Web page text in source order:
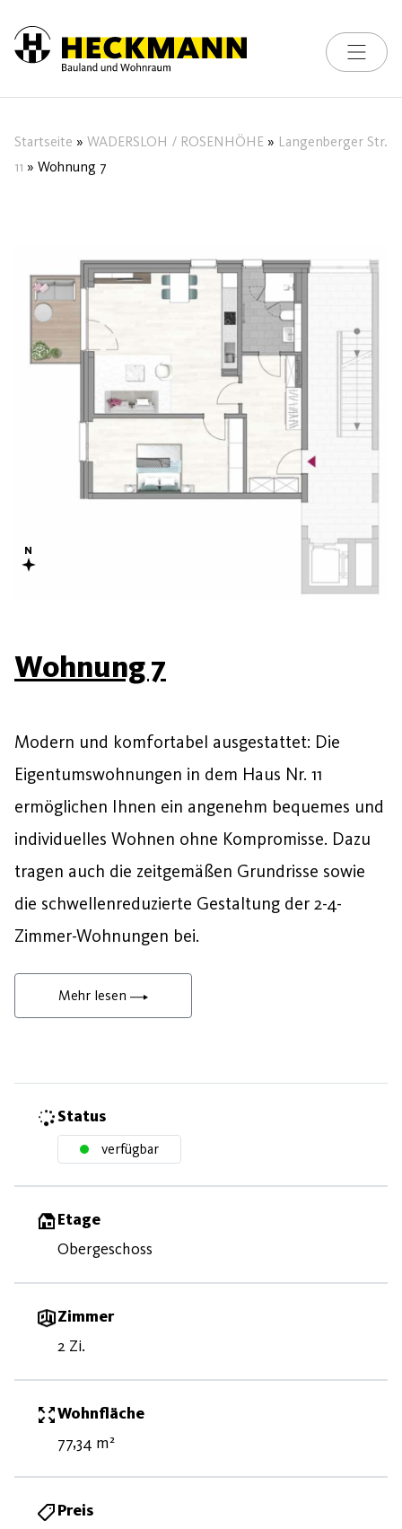
Skip to content
Toggle
Startseite » WADERSLOH / ROSENHÖHE » Langenberger Str.
11 » Wohnung 7
Wohnung 7
Modern und komfortabel ausgestattet: Die
Eigentumswohnungen in dem Haus Nr. 11
ermöglichen Ihnen ein angenehm bequemes und
individuelles Wohnen ohne Kompromisse. Dazu
tragen auch die zeitgemäßen Grundrisse sowie
die schwellenreduzierte Gestaltung der 2-4-
Zimmer-Wohnungen bei.
Mehr lesen
Status
verfügbar
Etage
Obergeschoss
Zimmer
2 Zi.
Wohnfläche
77,34 m²
Preis